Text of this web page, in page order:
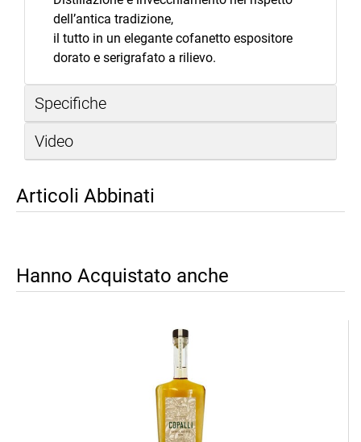
dell’antica tradizione,
il tutto in un elegante cofanetto espositore
dorato e serigrafato a rilievo.
Specifiche
Video
Articoli Abbinati
Hanno Acquistato anche